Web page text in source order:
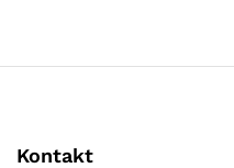
Kontakt